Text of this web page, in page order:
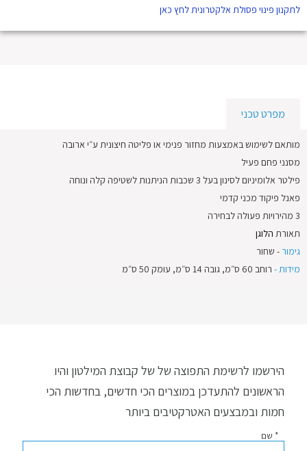
לתקנון פינוי פסולת אלקטרונית לחץ כאן
מפרט טכני
מותאם לשימוש באמצעות מחזור פנימי או פליטה חיצונית ע״י ארובה
מסנני פחם פעיל
פילטר אלומיניום לסינון בעל 3 שכבות הניתנות לשטיפה קלה ונוחה
פאנל פיקוד מכני קדמי
3 מהירויות פעולה לבחירה
תאורת הלוגן
גימור - שחור
מידות - רוחב 60 ס״מ, גובה 14 ס״מ, עומק 50 ס״מ
הירשמו לרשימת התפוצה של של קבוצת המילטון והיו
הראשונים להתעדכן במוצרים הכי חדשים, בחדשות הכי
חמות ובמבצעים האטרקטיבים ביותר
* שם